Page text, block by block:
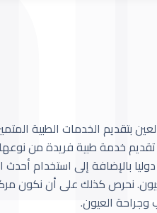
بتقديم الخدمات الطبية
خدمة طبية فريدة من
دوليا بالإضافة إلى استخدام
نحرص كذلك على أن نكون
العيون.